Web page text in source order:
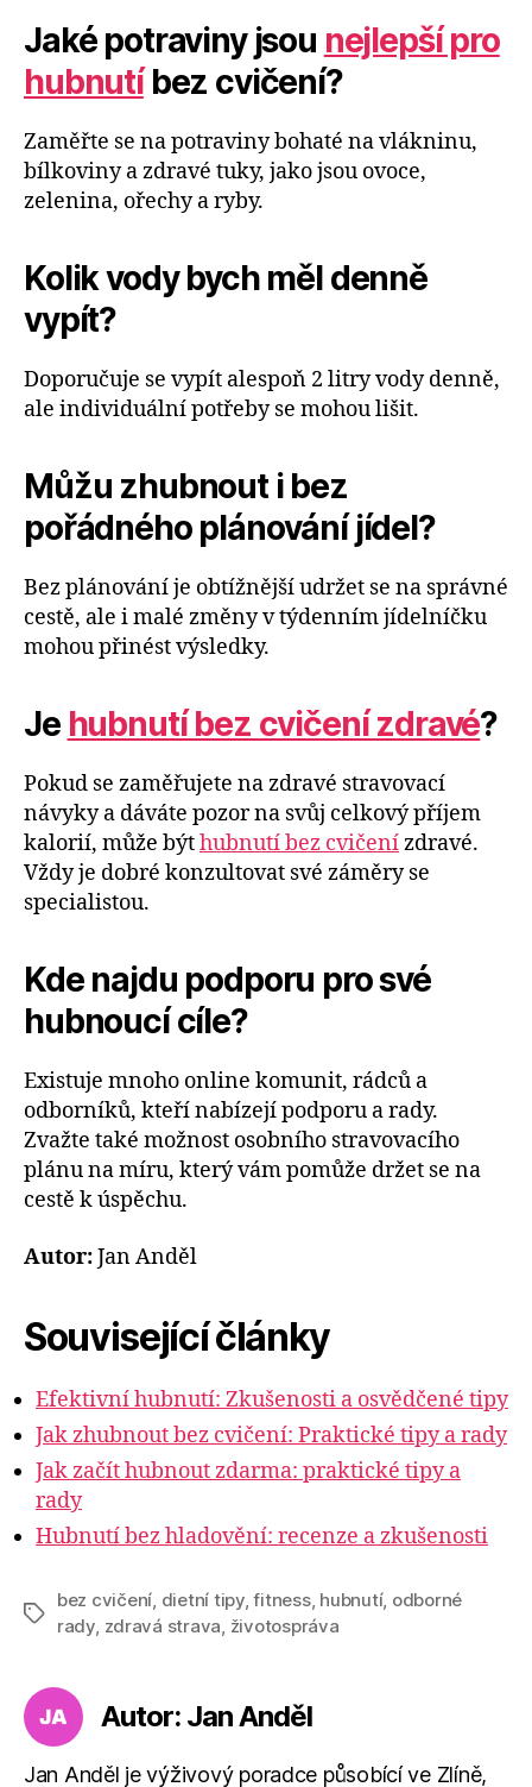
Jaké potraviny jsou nejlepší pro
hubnutíbez cvičení?
Zaměřte se na potraviny bohaté na vlákninu,
bílkoviny a zdravé tuky, jako jsou ovoce,
zelenina, ořechy a ryby.
Kolik vody bych měl denně
vypít?
Doporučuje se vypít alespoň 2 litry vody denně,
ale individuální potřeby se mohou lišit.
Můžu zhubnout i bez
pořádného plánování jídel?
Bez plánování je obtížnější udržet se na správné
cestě, ale i malé změny v týdenním jídelníčku
mohou přinést výsledky.
Je hubnutí bez cvičení zdravé?
Pokud se zaměřujete na zdravé stravovací
návyky a dáváte pozor na svůj celkový příjem
kalorií, může býthubnutí bez cvičenízdravé.
Vždy je dobré konzultovat své záměry se
specialistou.
Kde najdu podporu pro své
hubnoucí cíle?
Existuje mnoho online komunit, rádců a
odborníků, kteří nabízejí podporu a rady.
Zvažte také možnost osobního stravovacího
plánu na míru, který vám pomůže držet se na
cestě k úspěchu.
Autor:Jan Anděl
Související články
Efektivní hubnutí: Zkušenosti a osvědčené tipy
Jak zhubnout bez cvičení: Praktické tipy a rady
Jak začít hubnout zdarma: praktické tipy a
rady
Hubnutí bez hladovění: recenze a zkušenosti
Štítky
bez cvičení, dietní tipy,fitness, hubnutí, odborné
rady, zdravá strava, životospráva
Autor: Jan Anděl
Jan Anděl je výživový poradce působící ve Zlíně,